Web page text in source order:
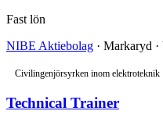
Fast lön
NIBE Aktiebolag · Markaryd
Civilingenjörsyrken inom elektroteknik
Technical Trainer